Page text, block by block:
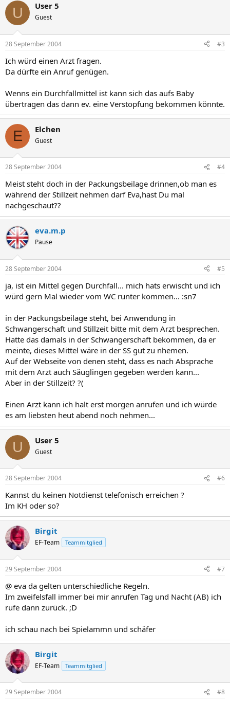
U User 5
Guest
28 September 2004 #3
Ich würd einen Arzt fragen.
Da dürfte ein Anruf genügen.
Wenns ein Durchfallmittel ist kann sich das aufs Baby
übertragen das dann ev. eine Verstopfung bekommen könnte.
E Elchen
Guest
28 September 2004 #4
Meist steht doch in der Packungsbeilage drinnen,ob man es
während der Stillzeit nehmen darf Eva,hast Du mal
nachgeschaut??
eva.m.p
Pause
28 September 2004 #5
ja, ist ein Mittel gegen Durchfall... mich hats erwischt und ich
würd gern Mal wieder vom WC runter kommen... :sn7
in der Packungsbeilage steht, bei Anwendung in
Schwangerschaft und Stillzeit bitte mit dem Arzt besprechen.
Hatte das damals in der Schwangerschaft bekommen, da er
meinte, dieses Mittel wäre in der SS gut zu nhemen.
Auf der Webseite von denen steht, dass es nach Absprache
mit dem Arzt auch Säuglingen gegeben werden kann...
Aber in der Stillzeit? ?(
Einen Arzt kann ich halt erst morgen anrufen und ich würde
es am liebsten heut abend noch nehmen...
U User 5
Guest
28 September 2004 #6
Kannst du keinen Notdienst telefonisch erreichen ?
Im KH oder so?
Birgit
EF-Team Teammitglied
29 September 2004 #7
@ eva da gelten unterschiedliche Regeln.
Im zweifelsfall immer bei mir anrufen Tag und Nacht (AB) ich
rufe dann zurück. ;D
ich schau nach bei Spielammn und schäfer
Birgit
EF-Team Teammitglied
29 September 2004 #8